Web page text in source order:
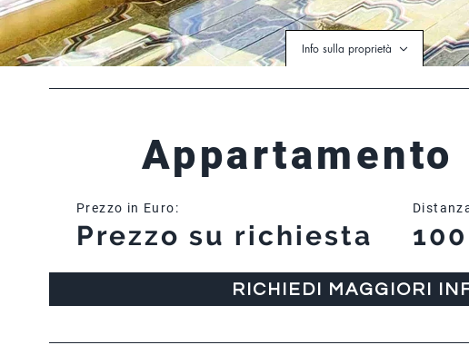
Info sulla proprietà
Prezzo in Euro:
Prezzo su richiesta
RICHIEDI MAGGIORI